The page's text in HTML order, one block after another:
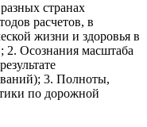
странах
расчетов, в
жизни и здоровья в
2. Осознания масштаба
3. Полноты,
по дорожной